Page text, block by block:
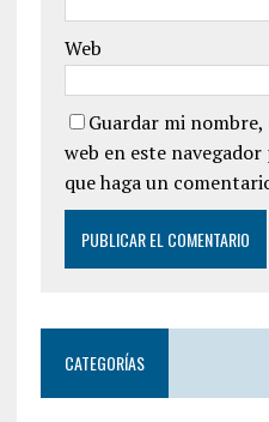
Web
Guardar mi
web en este
que haga un
CATEGORÍAS